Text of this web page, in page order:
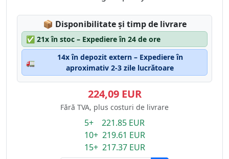
📦 Lagerstatus:
Disponibilitate și timp de livrare
✅ 21x în stoc – Expediere în 24 de ore
🚛
14x în depozit extern – Expediere în
aproximativ 2-3 zile lucrătoare
224,09 EUR
Fără TVA, plus costuri de livrare
5+ 221.85 EUR
10+ 219.61 EUR
15+ 217.37 EUR